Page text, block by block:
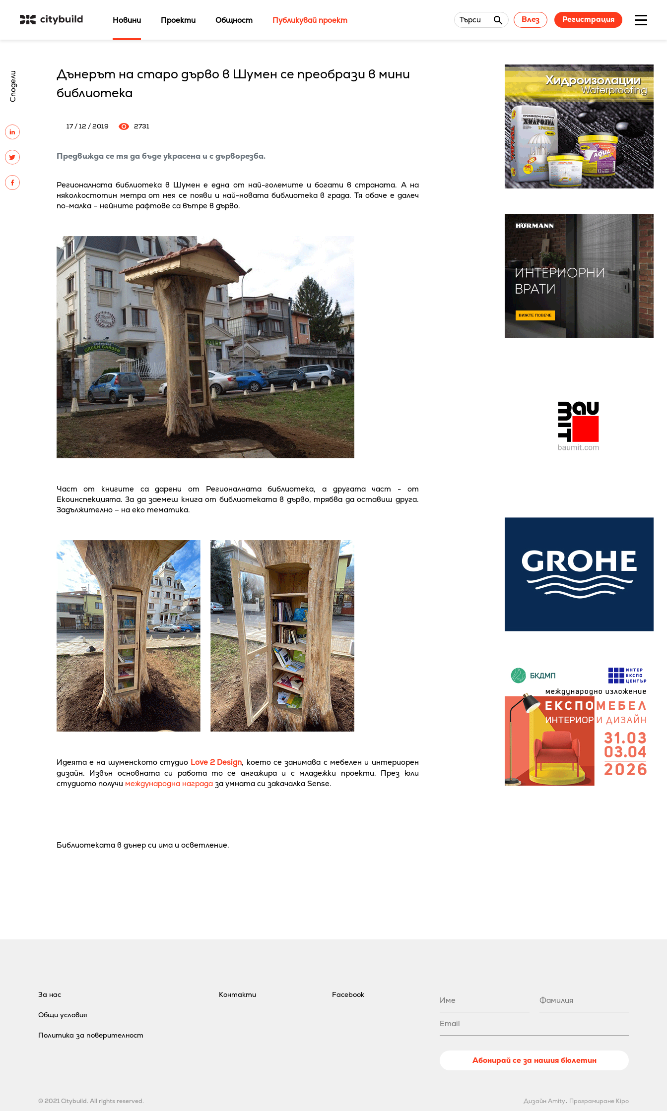
Новини Проекти Общност Публикувай проект Търси Влез Регистрация
Сподели
Дънерът на старо дърво в Шумен се преобрази в мини
библиотека
17 / 12 / 2019 2731
Предвижда се тя да бъде украсена и с дърворезба.
Регионалната библиотека в Шумен е една от най-големите и богати в страната. А на
няколкостотин метра от нея се появи и най-новата библиотека в града. Тя обаче е далеч
по-малка – нейните рафтове са вътре в дърво.
Част от книгите са дарени от Регионалната библиотека, а другата част - от
Екоинспекцията. За да заемеш книга от библиотеката в дърво, трябва да оставиш друга.
Задължително – на еко тематика.
Идеята е на шуменското студио Love 2 Design, което се занимава с мебелен и интериорен
дизайн. Извън основната си работа то се ангажира и с младежки проекти. През юли
студиото получи международна наградаза умната си закачалка Sense.
Библиотеката в дънер си има и осветление.
За нас
Общи условия
Политика за поверителност
Контакти Facebook
Абонирай се за нашия бюлетин
© 2021 Citybuild. All rights reserved. Дизайн Amity. Програмиране Kipo